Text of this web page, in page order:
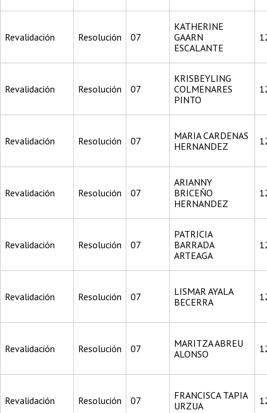
Revalidación Resolución 07
KATHERINE
GAARN
ESCALANTE
Revalidación Resolución 07
KRISBEYLING
COLMENARES
PINTO
Revalidación Resolución 07
MARIA CARDENAS
HERNANDEZ
Revalidación Resolución 07
ARIANNY
BRICEÑO
HERNANDEZ
Revalidación Resolución 07
PATRICIA
BARRADA
ARTEAGA
Revalidación Resolución 07
LISMAR AYALA
BECERRA
Revalidación Resolución 07
MARITZA ABREU
ALONSO
Revalidación Resolución 07
FRANCISCA TAPIA
URZUA